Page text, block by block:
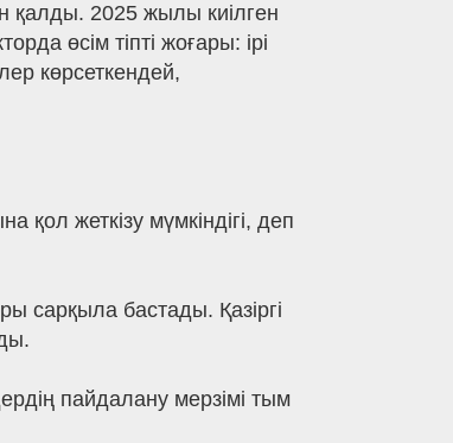
қалды. 2025 жылы киілген
өсім тіпті жоғары: ірі
көрсеткендей,
қол жеткізу мүмкіндігі, деп
сарқыла бастады. Қазіргі
пайдалану мерзімі тым